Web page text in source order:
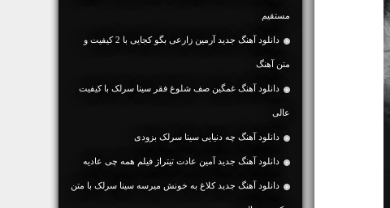
مستقیم
دانلود آهنگ جديد آرمین زارعی بگو کجایی با 2 کیفیت و
متن آهنگ
دانلود آهنگ غمگین صف شلوغ فقر سینا سرلک با کیفیت
عالی
دانلود آهنگ چه دنیایی سینا سرلک بزودی
دانلود آهنگ جدید آمین عادت تیتراژ فیلم همه چی عادیه
دانلود آهنگ جديد کلاغ به خونش میرسه سینا سرلک با متن